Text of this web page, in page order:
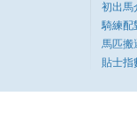
初出馬
騎練配
馬匹搬
貼士指